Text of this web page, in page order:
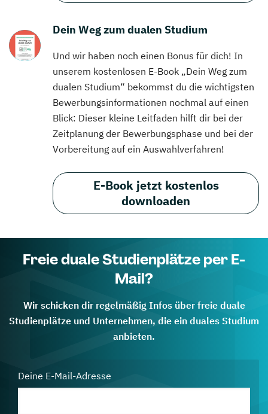
Dein Weg zum dualen Studium
Und wir haben noch einen Bonus für dich! In
unserem kostenlosen E-Book „Dein Weg zum
dualen Studium“ bekommst du die wichtigsten
Bewerbungsinformationen nochmal auf einen
Blick: Dieser kleine Leitfaden hilft dir bei der
Zeitplanung der Bewerbungsphase und bei der
Vorbereitung auf ein Auswahlverfahren!
E-Book jetzt kostenlos
downloaden
Freie duale Studienplätze per E-
Mail?
Wir schicken dir regelmäßig Infos über freie duale
Studienplätze und Unternehmen, die ein duales Studium
anbieten.
Deine E-Mail-Adresse